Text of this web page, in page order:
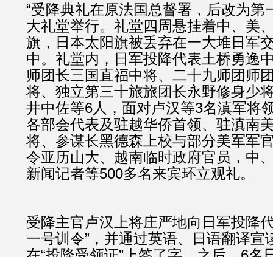
“受降典礼在原法国总督署，后改为第
大礼堂举行。礼堂四周悬挂着中、美
旗，日本太阳旗被丢弃在一大堆日军
中。礼堂内，日军投降代表土桥勇逸
师团长三国直福中将、二十九师团师
将、独立第三十旅旅团长永野修身少
井中佐等6人，面对卢汉等3名滇军将
各部会代表及驻越华侨首领、驻滇南
将、参谋长黑德森上校与部分美军军
令亚历山大、越南临时政府官员，中
新闻记者等500多名来宾环立观礼。
受降主官卢汉上将庄严地向日军投降
一号训令”，并通过英语、日语翻译宣